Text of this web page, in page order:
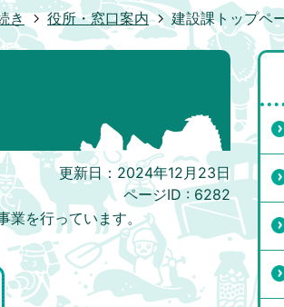
き 役所・窓口案内 建設課トップペ
更新日：2024年12月23日
ページID : 6282
業を行っています。